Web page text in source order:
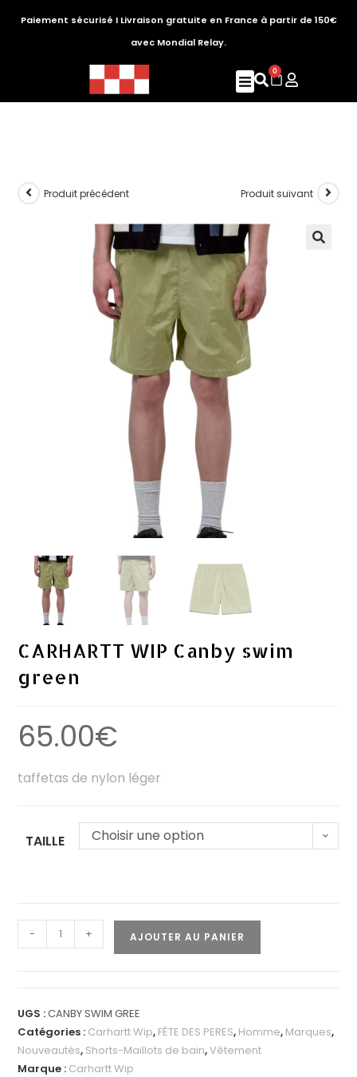
Paiement sécurisé I Livraison gratuite en France à partir de 150€
avec Mondial Relay.
0
Produit précédent Produit suivant
CARHARTT WIP Canby swim
green
65.00€
taffetas de nylon léger
TAILLE Choisir une option
- + AJOUTER AU PANIER
UGS :CANBY SWIM GREE
Catégories : Carhartt Wip, FÊTE DES PERES, Homme, Marques,
Nouveautés, Shorts-Maillots de bain,Vêtement
Marque : Carhartt Wip